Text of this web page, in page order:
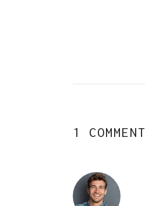
1 COMMENT